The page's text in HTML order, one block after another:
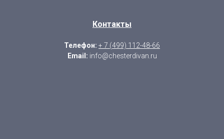
Контакты
Телефон: + 7 (499) 112-48-66
Email: info@chesterdivan.ru